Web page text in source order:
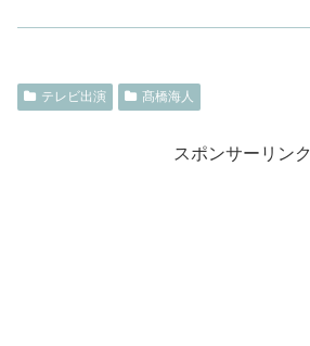
テレビ出演 髙橋海人
スポンサーリンク